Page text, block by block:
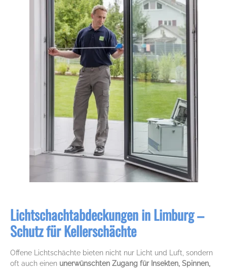
Lichtschachtabdeckungen in Limburg –
Schutz für Kellerschächte
Offene Lichtschächte bieten nicht nur Licht und Luft, sondern
oft auch einen unerwünschten Zugang für Insekten, Spinnen,